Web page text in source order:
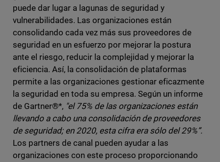
puede dar lugar a lagunas de seguridad y
vulnerabilidades. Las organizaciones están
consolidando cada vez más sus proveedores de
seguridad en un esfuerzo por mejorar la postura
ante el riesgo, reducir la complejidad y mejorar la
eficiencia. Así, la consolidación de plataformas
permite a las organizaciones gestionar eficazmente
la seguridad en toda su empresa. Según un informe
de Gartner®*, "el 75% de las organizaciones están
llevando a cabo una consolidación de proveedores
de seguridad; en 2020, esta cifra era sólo del 29%”.
Los partners de canal pueden ayudar a las
organizaciones con este proceso proporcionando